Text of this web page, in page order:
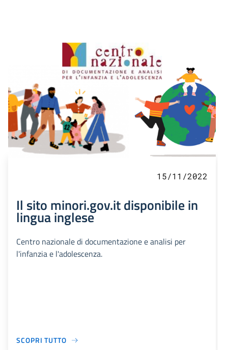
15/11/2022
Il sito minori.gov.it disponibile in
lingua inglese
Centro nazionale di documentazione e analisi per
l'infanzia e l'adolescenza.
SCOPRI TUTTO